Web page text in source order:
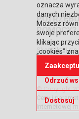
POMOCY?
Skontaktuj się
© Copyright
Ceny i
internetowej
oznacza
danych
Możesz
swoje
klikając
„cookies”
Odrzuć
Dostosuj